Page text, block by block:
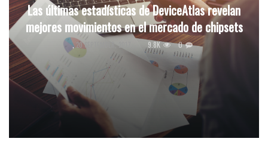
Las últimas estadísticas de DeviceAtlas revelan
mejores movimientos en el mercado de chipsets
,20 SEPTEMBER, 2017 9.8K 0